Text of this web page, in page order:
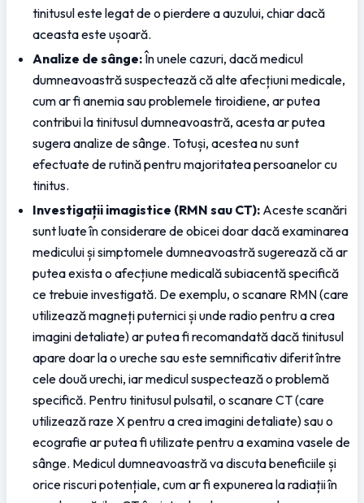
tinitusul este legat de o pierdere a auzului, chiar dacă
aceasta este ușoară.
Analize de sânge: În unele cazuri, dacă medicul
dumneavoastră suspectează că alte afecțiuni medicale,
cum ar fi anemia sau problemele tiroidiene, ar putea
contribui la tinitusul dumneavoastră, acesta ar putea
sugera analize de sânge. Totuși, acestea nu sunt
efectuate de rutină pentru majoritatea persoanelor cu
tinitus.
Investigații imagistice (RMN sau CT): Aceste scanări
sunt luate în considerare de obicei doar dacă examinarea
medicului și simptomele dumneavoastră sugerează că ar
putea exista o afecțiune medicală subiacentă specifică
ce trebuie investigată. De exemplu, o scanare RMN (care
utilizează magneți puternici și unde radio pentru a crea
imagini detaliate) ar putea fi recomandată dacă tinitusul
apare doar la o ureche sau este semnificativ diferit între
cele două urechi, iar medicul suspectează o problemă
specifică. Pentru tinitusul pulsatil, o scanare CT (care
utilizează raze X pentru a crea imagini detaliate) sau o
ecografie ar putea fi utilizate pentru a examina vasele de
sânge. Medicul dumneavoastră va discuta beneficiile și
orice riscuri potențiale, cum ar fi expunerea la radiații în